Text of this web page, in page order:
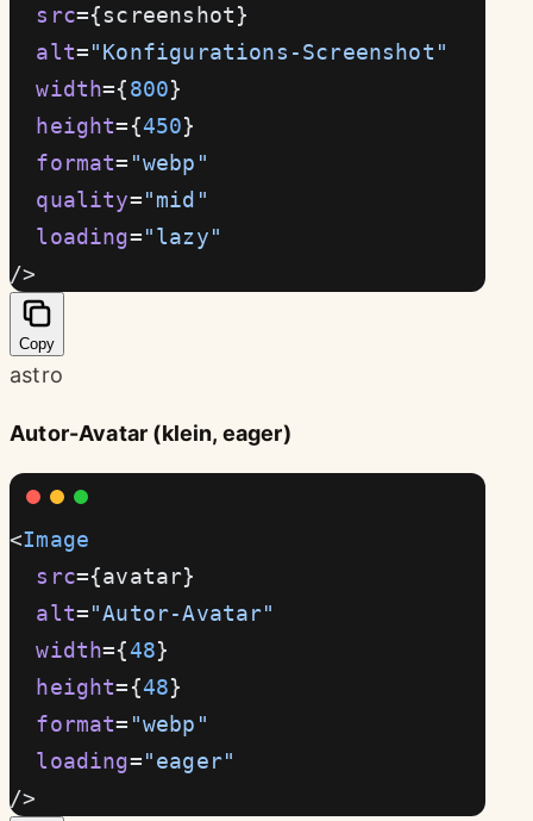
  src
={screenshot}
  alt
="Konfigurations-Screenshot"
  width
={800}
  height
={450}
  format
= "webp"
  quality
="mid"
  loading
="lazy"
/>
Copy
astro
Autor-Avatar (klein, eager)
<Image
  src
={avatar}
  alt
="Autor-Avatar"
  width
={48}
  height
={48}
  format
= "webp"
  loading
="eager"
/>